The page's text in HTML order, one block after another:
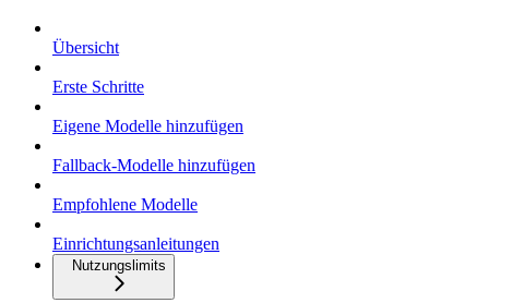
Übersicht
Erste Schritte
Eigene Modelle hinzufügen
Fallback-Modelle hinzufügen
Empfohlene Modelle
Einrichtungsanleitungen
Nutzungslimits